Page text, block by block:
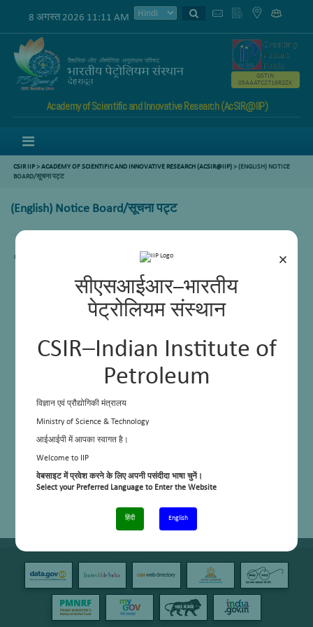
×
सीएसआईआर–भारतीय
पेट्रोलियम संस्थान
CSIR–Indian Institute of
Petroleum
विज्ञान एवं प्रौद्योगिकी मंत्रालय
Ministry of Science & Technology
आईआईपी में आपका स्वागत है।
Welcome to IIP
वेबसाइट में प्रवेश करने के लिए अपनी पसंदीदा भाषा चुनें।
Select your Preferred Language to Enter the Website
हिंदी English
8 अगस्त 2026 11:11 AM
Academy of Scientific and Innovative Research (AcSIR@IIP)
GSTIN
05AAATC2716R2ZK
CSIR IIP>ACADEMY OF SCIENTIFIC AND INNOVATIVE RESEARCH (ACSIR@IIP)> (ENGLISH) NOTICE
BOARD/सूचना पट्ट
(English) Notice Board/सूचना पट्ट
Content not available.